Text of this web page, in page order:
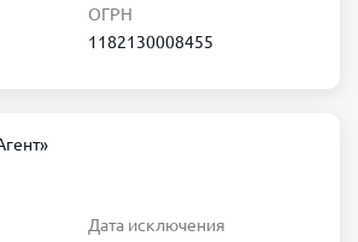
ОГРН
1182130008455
Дата исключения